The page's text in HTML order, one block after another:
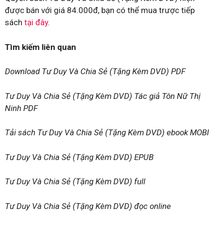
được bán với giá 84.000đ, bạn có thể mua trược tiếp
sách tại đây.
Tìm kiếm liên quan
Download Tư Duy Và Chia Sẻ (Tặng Kèm DVD) PDF
Tư Duy Và Chia Sẻ (Tặng Kèm DVD) Tác giả Tôn Nữ Thị
Ninh PDF
Tải sách Tư Duy Và Chia Sẻ (Tặng Kèm DVD) ebook MOBI
Tư Duy Và Chia Sẻ (Tặng Kèm DVD) EPUB
Tư Duy Và Chia Sẻ (Tặng Kèm DVD) full
Tư Duy Và Chia Sẻ (Tặng Kèm DVD) đọc online